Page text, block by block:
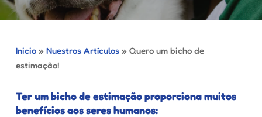
Inicio» Nuestros Artículos» Quero um bicho de
estimação!
Ter um bicho de estimação proporciona muitos
benefícios aos seres humanos: